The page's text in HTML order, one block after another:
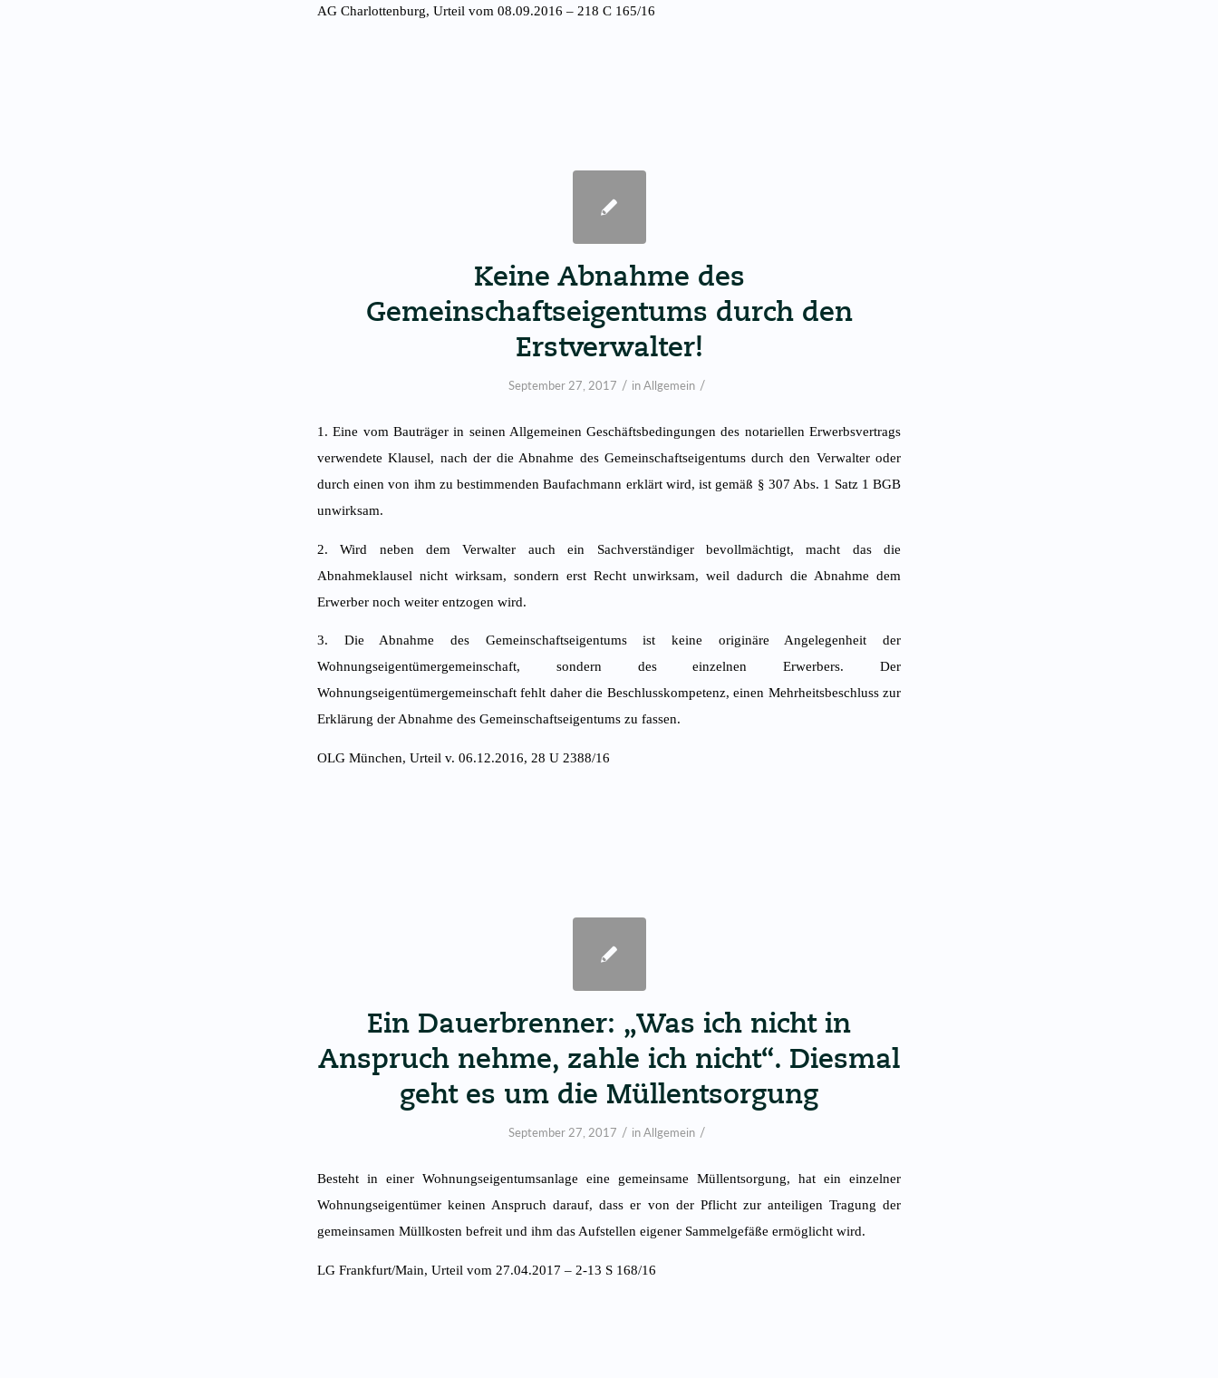
AG Charlottenburg, Urteil vom 08.09.2016 – 218 C 165/16
Keine Abnahme des
Gemeinschaftseigentums durch den
Erstverwalter!
September 27, 2017 / inAllgemein /
1. Eine vom Bauträger in seinen Allgemeinen Geschäftsbedingungen des notariellen Erwerbsvertrags
verwendete Klausel, nach der die Abnahme des Gemeinschaftseigentums durch den Verwalter oder
durch einen von ihm zu bestimmenden Baufachmann erklärt wird, ist gemäß § 307 Abs. 1 Satz 1 BGB
unwirksam.
2. Wird neben dem Verwalter auch ein Sachverständiger bevollmächtigt, macht das die
Abnahmeklausel nicht wirksam, sondern erst Recht unwirksam, weil dadurch die Abnahme dem
Erwerber noch weiter entzogen wird.
3. Die Abnahme des Gemeinschaftseigentums ist keine originäre Angelegenheit der
Wohnungseigentümergemeinschaft, sondern des einzelnen Erwerbers. Der
Wohnungseigentümergemeinschaft fehlt daher die Beschlusskompetenz, einen Mehrheitsbeschluss zur
Erklärung der Abnahme des Gemeinschaftseigentums zu fassen.
OLG München, Urteil v. 06.12.2016, 28 U 2388/16
Ein Dauerbrenner: „Was ich nicht in
Anspruch nehme, zahle ich nicht“. Diesmal
geht es um die Müllentsorgung
September 27, 2017 / inAllgemein /
Besteht in einer Wohnungseigentumsanlage eine gemeinsame Müllentsorgung, hat ein einzelner
Wohnungseigentümer keinen Anspruch darauf, dass er von der Pflicht zur anteiligen Tragung der
gemeinsamen Müllkosten befreit und ihm das Aufstellen eigener Sammelgefäße ermöglicht wird.
LG Frankfurt/Main, Urteil vom 27.04.2017 – 2-13 S 168/16